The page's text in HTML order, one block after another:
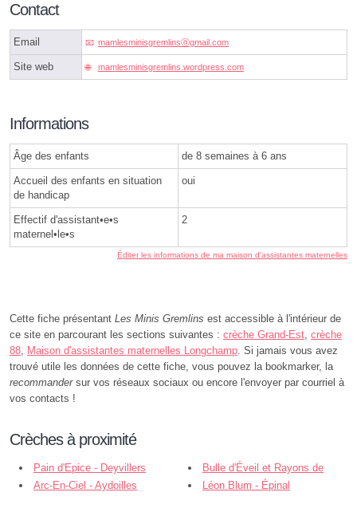
Contact
Email mamlesminisgremlinsⓐgmail.com
Site web mamlesminisgremlins.wordpress.com
Informations
Âge des enfants de 8 semaines à 6 ans
Accueil des enfants en situation
de handicap
oui
Effectif d'assistant•e•s
maternel•le•s
2
Éditer les informations de ma maison d'assistantes maternelles
Cette fiche présentant Les Minis Gremlins est accessible à l'intérieur de
ce site en parcourant les sections suivantes : crèche Grand-Est, crèche
88, Maison d'assistantes maternelles Longchamp. Si jamais vous avez
trouvé utile les données de cette fiche, vous pouvez la bookmarker, la
recommandersur vos réseaux sociaux ou encore l'envoyer par courriel à
vos contacts !
Crèches à proximité
Pain d'Epice - Deyvillers
Bulle d'Éveil et Rayons de
Soleil - Jeuxey
Arc-En-Ciel - Aydoilles Léon Blum - Épinal